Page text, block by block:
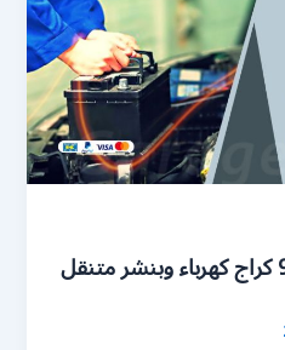
بنشر النسيم 99007355 كراج كهرباء وبنشر متنقل